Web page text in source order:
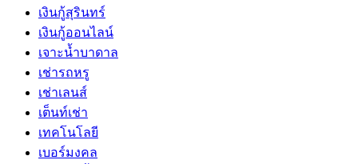
เงินกู้สุรินทร์
เงินกู้ออนไลน์
เจาะน้ำบาดาล
เช่ารถหรู
เช่าเลนส์
เต็นท์เช่า
เทคโนโลยี
เบอร์มงคล